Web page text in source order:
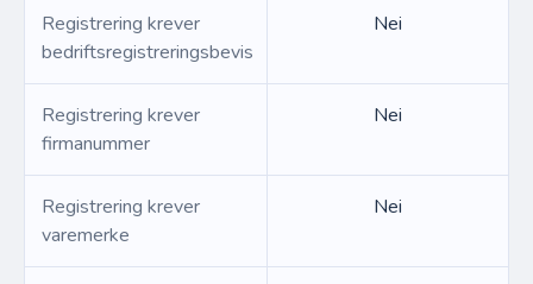
Registrering krever
bedriftsregistreringsbevis
Nei
Registrering krever
firmanummer
Nei
Registrering krever
varemerke
Nei